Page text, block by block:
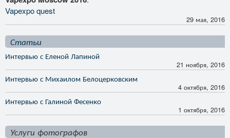
Vapexpo quest
29 мая, 2016
Статьи
Интервью с Еленой Лапиной
21 ноября, 2016
Интервью с Михаилом Белоцерковским
4 октября, 2016
Интервью с Галиной Фесенко
1 октября, 2016
Услуги фотографов